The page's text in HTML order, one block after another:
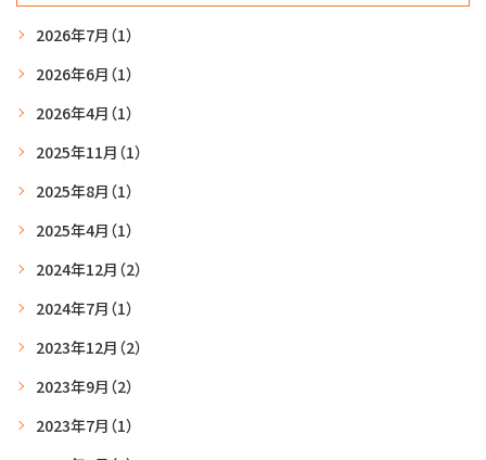
2026年7月 （1）
2026年6月 （1）
2026年4月 （1）
2025年11月 （1）
2025年8月 （1）
2025年4月 （1）
2024年12月 （2）
2024年7月 （1）
2023年12月 （2）
2023年9月 （2）
2023年7月 （1）